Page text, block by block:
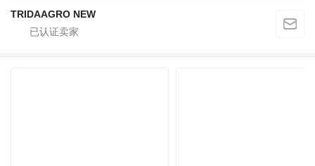
TRIDAAGRO NEW